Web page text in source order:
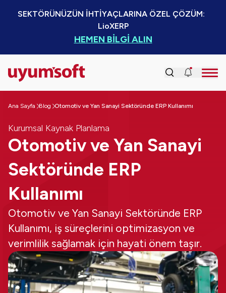
SEKTÖRÜNÜZÜN İHTİYAÇLARINA ÖZEL ÇÖZÜM:
LioXERP
HEMEN BİLGİ ALIN
Ana Sayfa Blog Otomotiv ve Yan Sanayi Sektöründe ERP Kullanımı
Kurumsal Kaynak Planlama
Otomotiv ve Yan Sanayi
Sektöründe ERP
Kullanımı
Otomotiv ve Yan Sanayi Sektöründe ERP
Kullanımı, iş süreçlerini optimizasyon ve
verimlilik sağlamak için hayati önem taşır.